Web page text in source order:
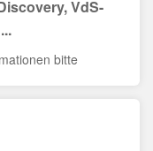
VdS-
bitte